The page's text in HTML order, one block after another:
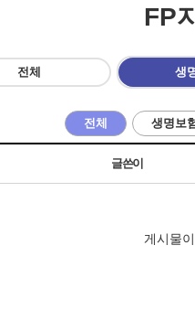
FP
전체 생
전체 생명보
글쓴이
게시물